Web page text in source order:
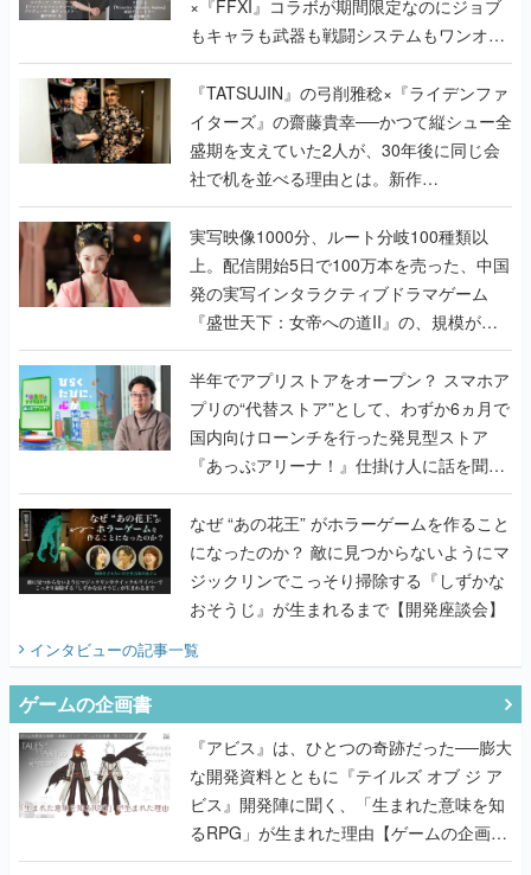
×『FFXI』コラボが期間限定なのにジョブ
もキャラも武器も戦闘システムもワンオフ
で作り込まれた理由を両ディレクターに聞
く
『TATSUJIN』の弓削雅稔×『ライデンファ
イターズ』の齋藤貴幸──かつて縦シュー全
盛期を支えていた2人が、30年後に同じ会
社で机を並べる理由とは。新作
『TATSUJIN EXTREME』で初タッグを組
んだレジェンド2人に訊く開発秘話
実写映像1000分、ルート分岐100種類以
上。配信開始5日で100万本を売った、中国
発の実写インタラクティブドラマゲーム
『盛世天下：女帝への道II』の、規模が違
うこだわりをプロデューサーに聞いた
半年でアプリストアをオープン？ スマホア
プリの“代替ストア”として、わずか6ヵ月で
国内向けローンチを行った発見型ストア
『あっぷアリーナ！』仕掛け人に話を聞い
てみた
なぜ “あの花王” がホラーゲームを作ること
になったのか？ 敵に見つからないようにマ
ジックリンでこっそり掃除する『しずかな
おそうじ』が生まれるまで【開発座談会】
インタビューの記事一覧
ゲームの企画書
『アビス』は、ひとつの奇跡だった──膨大
な開発資料とともに『テイルズ オブ ジ ア
ビス』開発陣に聞く、「生まれた意味を知
るRPG」が生まれた理由【ゲームの企画
書】